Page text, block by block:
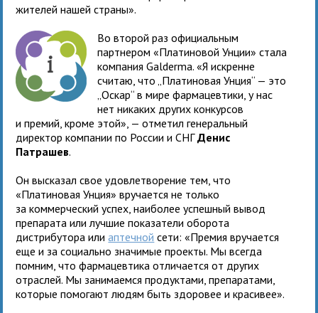
жителей нашей страны».
Во второй раз официальным
партнером «Платиновой Унции» стала
компания Galderma. «Я искренне
считаю, что „Платиновая Унция“ — это
„Оскар“ в мире фармацевтики, у нас
нет никаких других конкурсов
и премий, кроме этой», — отметил генеральный
директор компании по России и СНГДенис
Патрашев.
Он высказал свое удовлетворение тем, что
«Платиновая Унция» вручается не только
за коммерческий успех, наиболее успешный вывод
препарата или лучшие показатели оборота
дистрибутора илиаптечной сети: «Премия вручается
еще и за социально значимые проекты. Мы всегда
помним, что фармацевтика отличается от других
отраслей. Мы занимаемся продуктами, препаратами,
которые помогают людям быть здоровее и красивее».